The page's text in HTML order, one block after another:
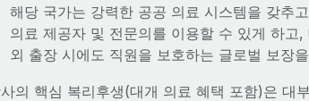
해당 국가는 강력한 공공 의료 시스템을 갖추
의료 제공자 및 전문의를 이용할 수 있게 하고
외 출장 시에도 직원을 보호하는 글로벌 보장
의 핵심 복리후생(대개 의료 혜택 포함)은 대